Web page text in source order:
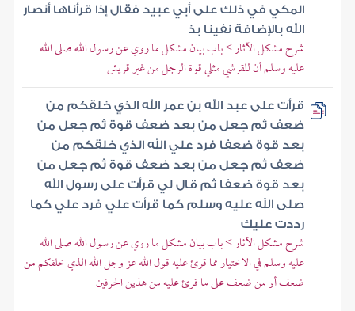
المكي في ذلك على أبي عبيد فقال إذا قرأناها أنصار
الله بالإضافة نفينا بذ
شرح مشكل الآثار > باب بيان مشكل ما روي عن رسول الله صلى الله
عليه وسلم أن للقرشي مثلي قوة الرجل من غير قريش
قرأت على عبد الله بن عمر الله الذي خلقكم من
ضعف ثم جعل من بعد ضعف قوة ثم جعل من
بعد قوة ضعفا فرد علي الله الذي خلقكم من
ضعف ثم جعل من بعد ضعف قوة ثم جعل من
بعد قوة ضعفا ثم قال لي قرأت على رسول الله
صلى الله عليه وسلم كما قرأت علي فرد علي كما
رددت عليك
شرح مشكل الآثار > باب بيان مشكل ما روي عن رسول الله صلى الله
عليه وسلم في الاختيار مما قرئ عليه قول الله عز وجل الله الذي خلقكم من
ضعف أو من ضعف على ما قرئ عليه من هذين الحرفين